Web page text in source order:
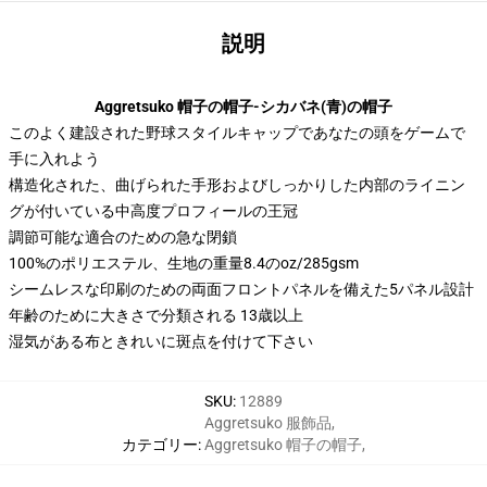
説明
Aggretsuko 帽子の帽子-シカバネ(青)の帽子
このよく建設された野球スタイルキャップであなたの頭をゲームで
手に入れよう
構造化された、曲げられた手形およびしっかりした内部のライニン
グが付いている中高度プロフィールの王冠
調節可能な適合のための急な閉鎖
100%のポリエステル、生地の重量8.4のoz/285gsm
シームレスな印刷のための両面フロントパネルを備えた5パネル設計
年齢のために大きさで分類される 13歳以上
湿気がある布ときれいに斑点を付けて下さい
SKU: 12889
カテゴリー:
Aggretsuko 服飾品,
Aggretsuko 帽子の帽子,